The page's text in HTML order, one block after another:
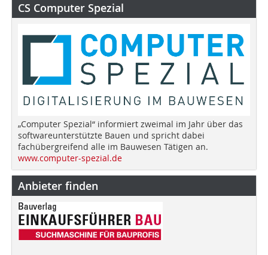
CS Computer Spezial
„Computer Spezial“ informiert zweimal im Jahr über das
softwareunterstützte Bauen und spricht dabei
fachübergreifend alle im Bauwesen Tätigen an.
www.computer-spezial.de
Anbieter finden